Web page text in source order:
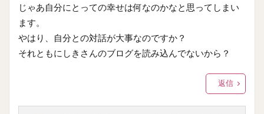
じゃあ自分にとっての幸せは何なのかなと思ってしまい
ます。
やはり、自分との対話が大事なのですか？
それともにしきさんのブログを読み込んでないから？
返信